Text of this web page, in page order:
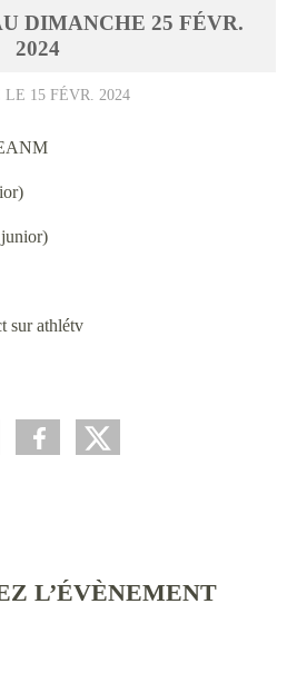
DIMANCHE 25 FÉVR.
2024
LE 15 FÉVR. 2024
sur athlétv
L’ÉVÈNEMENT